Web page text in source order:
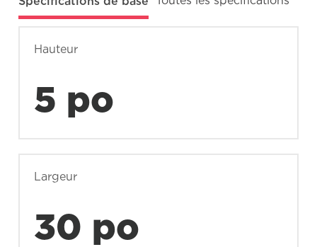
Hauteur
5 po
Largeur
30 po